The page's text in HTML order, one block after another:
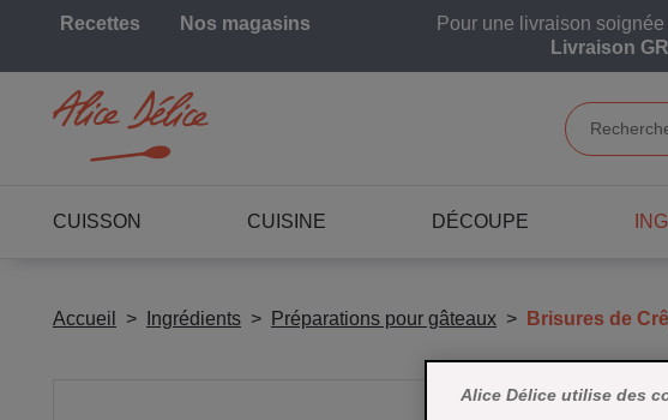
Recettes Nos magasins Pour une livraison
Livraison
CUISSON CUISINE DÉCOUPE
Accueil Ingrédients Préparations pour gâteaux Brisures de
Alice Délice utilise des